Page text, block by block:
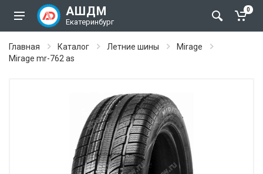
АШДМ
Екатеринбург
0
Главная Каталог Летние шины
Mirage
Mirage mr-762 as